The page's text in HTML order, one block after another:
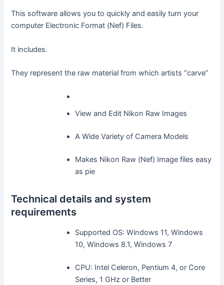
This software allows you to quickly and easily turn your
computer Electronic Format (Nef) Files.
It includes.
They represent the raw material from which artists “carve”
View and Edit Nikon Raw Images
A Wide Variety of Camera Models
Makes Nikon Raw (Nef) Image files easy
as pie
Technical details and system
requirements
Supported OS: Windows 11, Windows
10, Windows 8.1, Windows 7
CPU: Intel Celeron, Pentium 4, or Core
Series, 1 GHz or Better